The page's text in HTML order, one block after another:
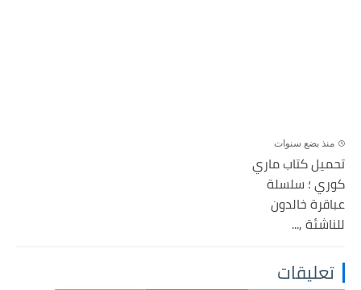
منذ بضع سنوات
تحميل كتاب ماري
كوري ؛ سلسلة
عباقرة خالدون
للناشئة ,...
تعليقات